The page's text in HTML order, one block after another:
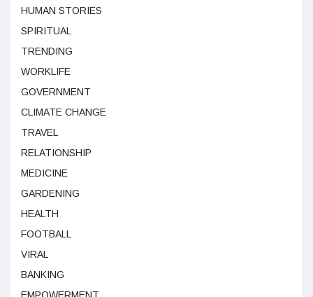
HUMAN STORIES
SPIRITUAL
TRENDING
WORKLIFE
GOVERNMENT
CLIMATE CHANGE
TRAVEL
RELATIONSHIP
MEDICINE
GARDENING
HEALTH
FOOTBALL
VIRAL
BANKING